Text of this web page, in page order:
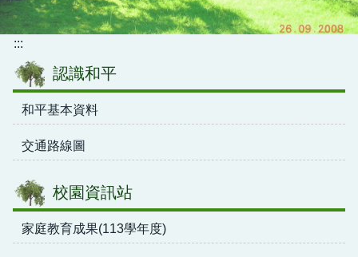
:::
認識和平
和平基本資料
交通路線圖
校園資訊站
家庭教育成果(113學年度)